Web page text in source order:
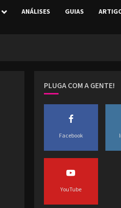
ANÁLISES GUIAS
PLUGA COM A GENTE!
Facebook
YouTube